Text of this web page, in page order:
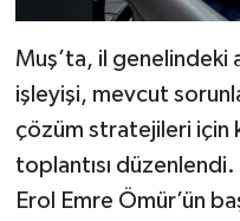
Muş’ta, il genelindeki
işleyişi, mevcut
çözüm stratejileri için
toplantısı düzenlendi.
Erol Emre Ömür’ün